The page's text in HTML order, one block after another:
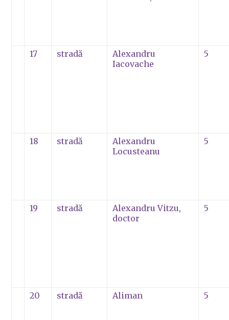
17 stradă
Alexandru
Iacovache
5
18 stradă
Alexandru
Locusteanu
5
19 stradă
Alexandru Vitzu,
doctor
5
20 stradă Aliman 5